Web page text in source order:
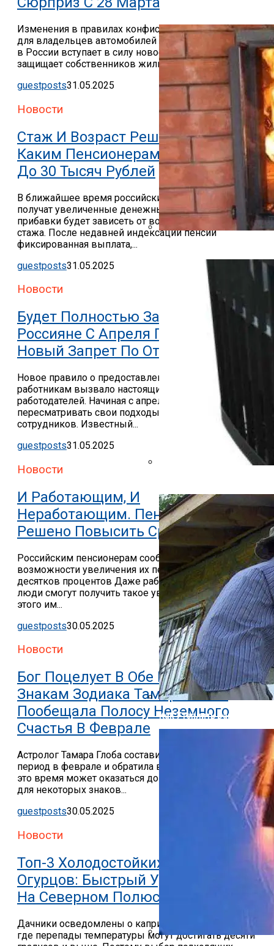
Банная Печь Везувий
Как Утеплить Баню
Изменения в правилах конфискации имущества
для владельцев автомобилей и квартир С 28 марта
в России вступает в силу новое правило, которое
защищает собственников жилья...
guestposts31.05.2025
Новости
Стаж И Возраст Решают Все:
Каким Пенсионерам Дадут От 10
До 30 Тысяч Рублей
В ближайшее время российские пенсионеры
получат увеличенные денежные выплаты Размер
прибавки будет зависеть от возраста и трудового
стажа. После недавней индексации пенсий
фиксированная выплата,...
guestposts31.05.2025
Новости
Будет Полностью Запрещено:
Россияне С Апреля Получат
Новый Запрет По Отпускам
Новое правило о предоставлении отпуска
работникам вызвало настоящий переполох среди
работодателей. Начиная с апреля, им придется
пересматривать свои подходы к отпускам для
сотрудников. Известный...
guestposts31.05.2025
Новости
И Работающим, И
Неработающим. Пенсии Было
Решено Повысить Сразу На 30%
Российским пенсионерам сообщили о
возможности увеличения их пенсий на несколько
десятков процентов Даже работающие пожилые
люди смогут получить такое увеличение, но для
этого им...
guestposts30.05.2025
Новости
Бог Поцелует В Обе Щеки: 5
Знакам Зодиака Тамара Глоба
Пообещала Полосу Неземного
Счастья В Феврале
Астролог Тамара Глоба составила гороскоп на
период в феврале и обратила внимание на то, что
это время может оказаться довольно удачными
для некоторых знаков...
guestposts30.05.2025
Новости
Топ-3 Холодостойких Сорта
Огурцов: Быстрый Урожай Даже
На Северном Полюсе
Дачники осведомлены о капризах летней погоды,
где перепады температуры могут достигать десяти